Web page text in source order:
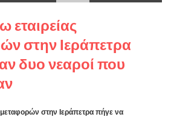
στην Ιεράπετρα
δυο νεαροί που
στην Ιεράπετρα πήγε να